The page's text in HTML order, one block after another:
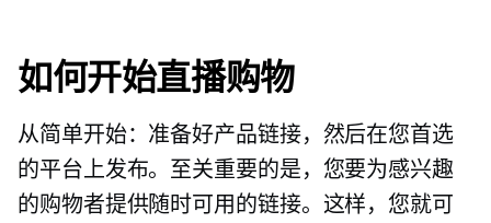
如何开始直播购物
从简单开始：准备好产品链接，然后在您首选
的平台上发布。至关重要的是，您要为感兴趣
的购物者提供随时可用的链接。这样，您就可